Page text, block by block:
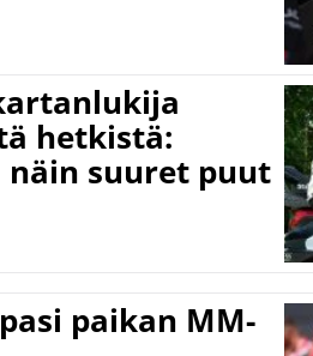
hetkistä:
näin suuret puut
paikan MM-